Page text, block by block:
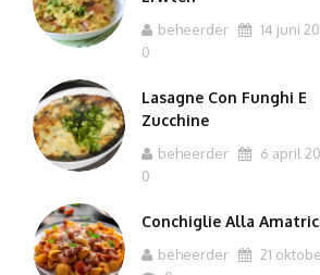
beheerder
14 juni
0
Lasagne Con Funghi E
Zucchine
beheerder
6 april
0
Conchiglie Alla
beheerder
21